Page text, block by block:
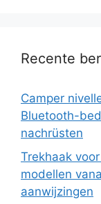
Recente
Camper
Bluetooth-
nachrüsten
Trekhaak
modellen
aanwijzingen